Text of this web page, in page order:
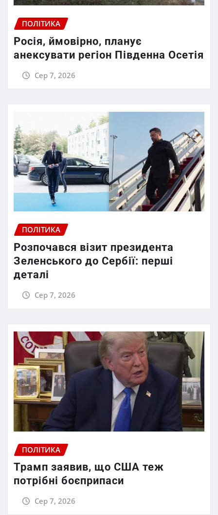
ПОЛІТИКА
Росія, ймовірно, планує
анексувати регіон Південна Осетія
Сер 7, 2026
ПОЛІТИКА
Розпочався візит президента
Зеленського до Сербії: перші
деталі
Сер 7, 2026
ПОЛІТИКА
Трамп заявив, що США теж
потрібні боєприпаси
Сер 7, 2026